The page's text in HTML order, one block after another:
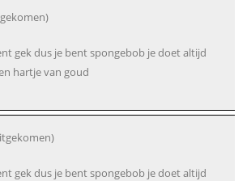
gek dus je bent spongebob je doet altijd
hartje van goud
gek dus je bent spongebob je doet altijd